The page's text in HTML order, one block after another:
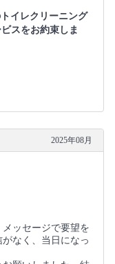
イレクリーニング
スをお約束しま
2025年08月
ッセージで要望を
なく、当日になっ